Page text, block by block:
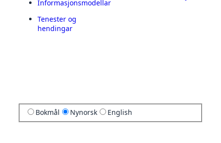
Informasjonsmodellar
Tenester og
hendingar
Bokmål Nynorsk English